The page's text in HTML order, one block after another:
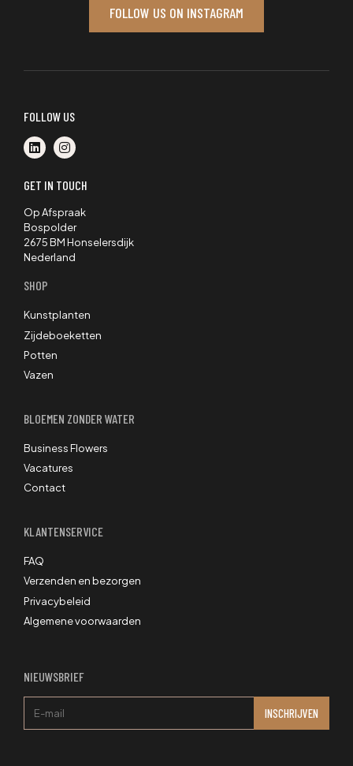
FOLLOW US ON INSTAGRAM
FOLLOW US
GET IN TOUCH
Op Afspraak
Bospolder
2675 BM Honselersdijk
Nederland
SHOP
Kunstplanten
Zijdeboeketten
Potten
Vazen
BLOEMEN ZONDER WATER
Business Flowers
Vacatures
Contact
KLANTENSERVICE
FAQ
Verzenden en bezorgen
Privacybeleid
Algemene voorwaarden
NIEUWSBRIEF